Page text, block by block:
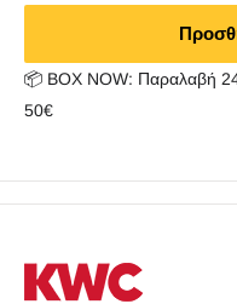
📦 BOX NOW: Παραλαβή
50€